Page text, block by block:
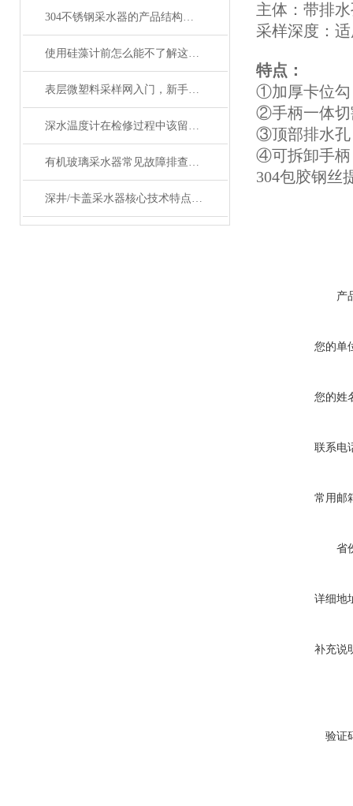
304不锈钢采水器的产品结构、材质构成与核心部件详解
使用硅藻计前怎么能不了解这些！
表层微塑料采样网入门，新手必学！
深水温度计在检修过程中该留意的事项
有机玻璃采水器常见故障排查与密封性能检测方法
深井/卡盖采水器核心技术特点深度剖析
主体：带排
采样深度：
特点：
①加厚卡位勾
②手柄一体切
③顶部排水孔
④可拆卸手柄
304包胶钢丝
产
您的单
您的姓
联系电
常用邮
省
详细地
补充说
验证